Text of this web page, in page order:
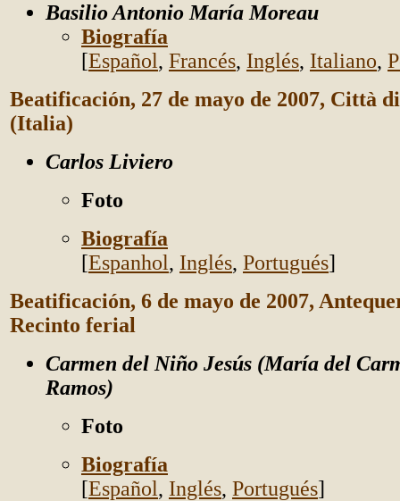
Basilio Antonio María Moreau
Biografía
[Español, Francés, Inglés, Italiano,
Beatificación, 27 de mayo de 2007, Città
(Italia)
Carlos Liviero
Foto
Biografía
[Espanhol, Inglés, Portugués]
Beatificación, 6 de mayo de 2007,
Recinto ferial
Carmen del Niño Jesús (María del
Ramos)
Foto
Biografía
[Español, Inglés, Portugués]